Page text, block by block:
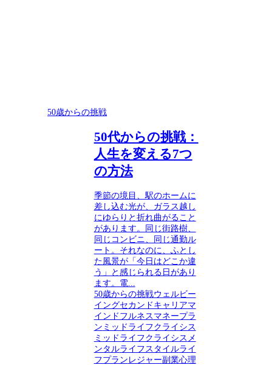
50歳からの挑戦
50代からの挑戦：
人生を変える7つ
の方法
季節の境目、駅のホームに
差し込む光が、ガラス越し
にゆらりと折れ曲がること
があります。同じ街路樹、
同じコンビニ、同じ通勤ル
ート。それなのに、ふとし
た風景が「今日はどこか違
う」と感じられる日があり
ます。電...
50歳からの挑戦ウェルビー
イングセカンドキャリアマ
インドフルネス マネープラ
ン ミッドライフクライシス
ミッドライフクライシス メ
ンタルライフスタイルライ
フプラン レジャー副業心理